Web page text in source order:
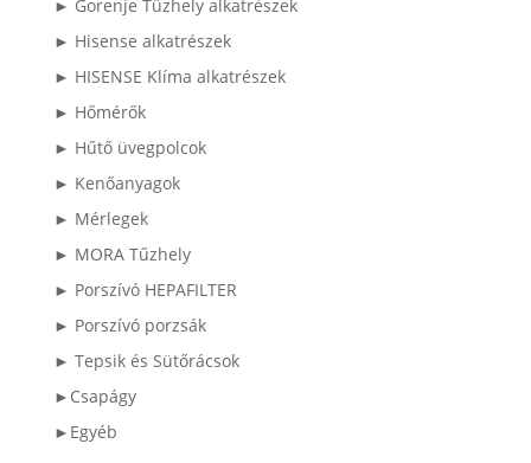
► Gorenje Tűzhely alkatrészek
► Hisense alkatrészek
► HISENSE Klíma alkatrészek
► Hőmérők
► Hűtő üvegpolcok
► Kenőanyagok
► Mérlegek
► MORA Tűzhely
► Porszívó HEPAFILTER
► Porszívó porzsák
► Tepsik és Sütőrácsok
►Csapágy
►Egyéb